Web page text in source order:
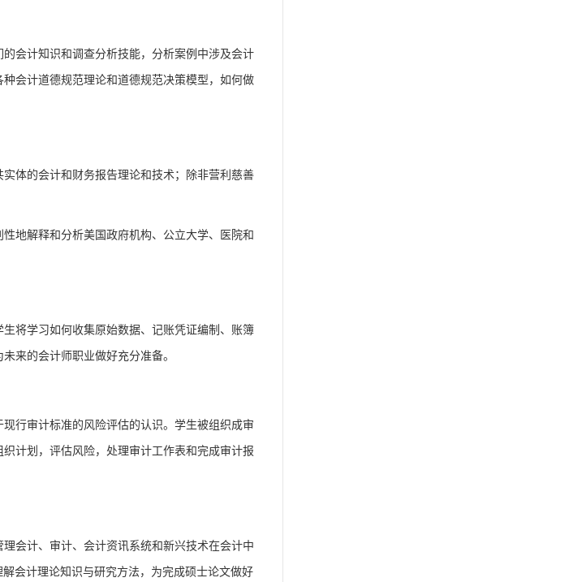
会计知识和调查分析技能，分析案例中涉及会计
种会计道德规范理论和道德规范决策模型，如何做
体的会计和财务报告理论和技术；除非营利慈善
性地解释和分析美国政府机构、公立大学、医院和
将学习如何收集原始数据、记账凭证编制、账簿
来的会计师职业做好充分准备。
行审计标准的风险评估的认识。学生被组织成审
计划，评估风险，处理审计工作表和完成审计报
会计、审计、会计资讯系统和新兴技术在会计中
会计理论知识与研究方法，为完成硕士论文做好